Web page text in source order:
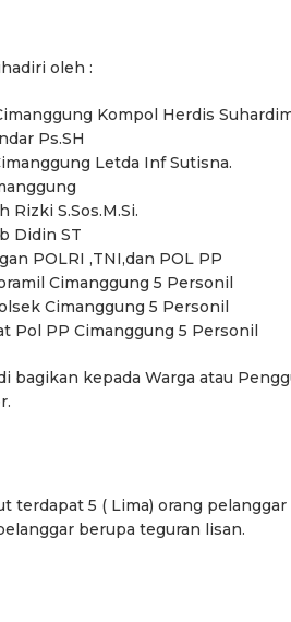
oleh :
Kompol Herdis
Ps.SH
Letda Inf Sutisna.
Rizki S.Sos.M.Si.
Didin ST
POLRI ,TNI,dan POL PP
Cimanggung 5 Personil
Cimanggung 5 Personil
Pol PP Cimanggung 5 Personil
bagikan kepada Warga atau
terdapat 5 ( Lima) orang
berupa teguran lisan.